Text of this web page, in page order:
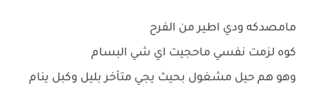
مامصدكه ودي اطير من الفرح
كوه لزمت نفسي ماحجيت اي شي البسام
وهو هم حيل مشغول بحيث يجي متأخر بليل وكبل ينام